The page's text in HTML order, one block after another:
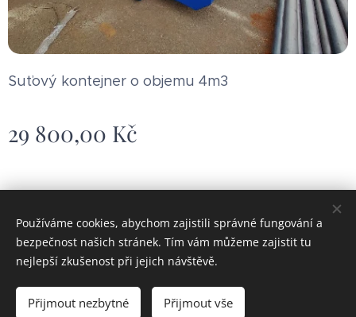
Suťový kontejner o objemu 4m3
29 800,00 Kč
Do košíku
Obrázky poskytlPexels
Cookies
Používáme cookies, abychom zajistili správné fungování a
bezpečnost našich stránek. Tím vám můžeme zajistit tu
nejlepší zkušenost při jejich návštěvě.
Přijmout nezbytné Přijmout vše